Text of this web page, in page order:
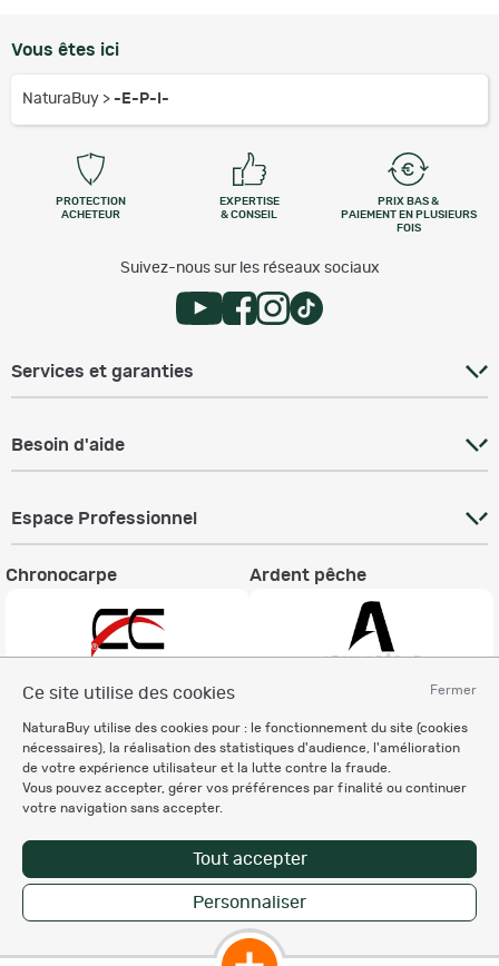
Fermer
Ce site utilise des cookies
NaturaBuy utilise des cookies pour : le fonctionnement du site (cookies
nécessaires), la réalisation des statistiques d'audience, l'amélioration
de votre expérience utilisateur et la lutte contre la fraude.
Vous pouvez accepter, gérer vos préférences par finalité ou continuer
votre navigation sans accepter.
Tout accepter
Personnaliser
Enregistrer la recherche
Vous êtes ici
NaturaBuy > -E-P-I-
PROTECTION
ACHETEUR
EXPERTISE
& CONSEIL
PRIX BAS &
PAIEMENT EN PLUSIEURS
FOIS
Suivez-nous sur les réseaux sociaux
Services et garanties
Besoin d'aide
Espace Professionnel
Chronocarpe Ardent pêche
Informations légales
Charte éthique
Mentions légales
Règlement & Conditions d'utilisation
des données personnelles
Personnalisation des cookies
Copyright © 2007-2026 NaturaBuy. Tous droits réservés. N°CNIL: 1239459.
Les marques commerciales mentionnées appartiennent à leurs propriétaires